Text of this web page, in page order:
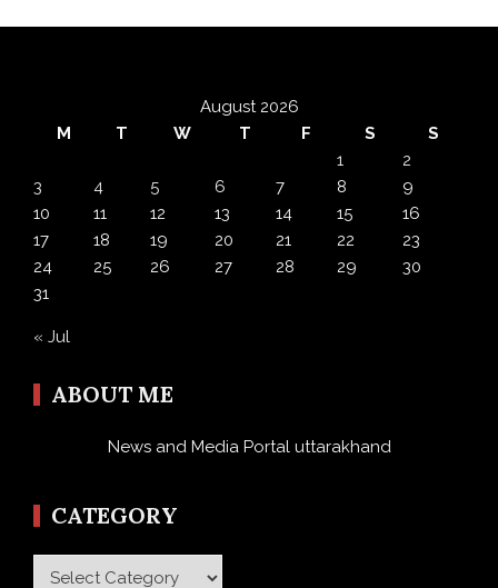
August 2026
M
T W T F S
S
1
2
3
4 5 6 7 8
9
10
11 12 13 14 15
16
17
18 19 20 21 22
23
24
25 26 27 28 29
30
31
« Jul
ABOUT ME
News and Media Portal uttarakhand
CATEGORY
Category